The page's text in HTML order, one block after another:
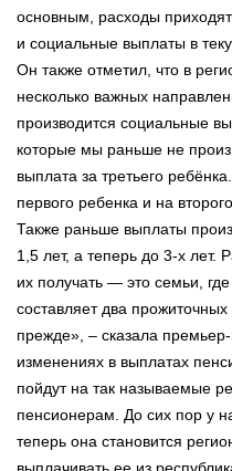
основным, расходы
и социальные выплаты в
Он также отметил, что в
несколько важных
производится социальные
которые мы раньше не
выплата за третьего
первого ребенка и на
Также раньше выплаты
1,5 лет, а теперь до 3-х
их получать — это семьи,
составляет два
прежде», – сказала
изменениях в выплатах
пойдут на так называемые
пенсионерам. До сих пор у
теперь она становится
выплачивать ее из